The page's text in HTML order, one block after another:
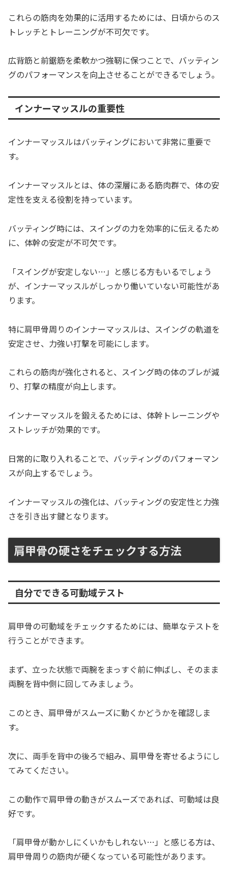
これらの筋肉を効果的に活用するためには、日頃からのス
トレッチとトレーニングが不可欠です。
広背筋と前鋸筋を柔軟かつ強靭に保つことで、バッティン
グのパフォーマンスを向上させることができるでしょう。
インナーマッスルの重要性
インナーマッスルはバッティングにおいて非常に重要で
す。
インナーマッスルとは、体の深層にある筋肉群で、体の安
定性を支える役割を持っています。
バッティング時には、スイングの力を効率的に伝えるため
に、体幹の安定が不可欠です。
「スイングが安定しない…」と感じる方もいるでしょう
が、インナーマッスルがしっかり働いていない可能性があ
ります。
特に肩甲骨周りのインナーマッスルは、スイングの軌道を
安定させ、力強い打撃を可能にします。
これらの筋肉が強化されると、スイング時の体のブレが減
り、打撃の精度が向上します。
インナーマッスルを鍛えるためには、体幹トレーニングや
ストレッチが効果的です。
日常的に取り入れることで、バッティングのパフォーマン
スが向上するでしょう。
インナーマッスルの強化は、バッティングの安定性と力強
さを引き出す鍵となります。
肩甲骨の硬さをチェックする方法
自分でできる可動域テスト
肩甲骨の可動域をチェックするためには、簡単なテストを
行うことができます。
まず、立った状態で両腕をまっすぐ前に伸ばし、そのまま
両腕を背中側に回してみましょう。
このとき、肩甲骨がスムーズに動くかどうかを確認しま
す。
次に、両手を背中の後ろで組み、肩甲骨を寄せるようにし
てみてください。
この動作で肩甲骨の動きがスムーズであれば、可動域は良
好です。
「肩甲骨が動かしにくいかもしれない…」と感じる方は、
肩甲骨周りの筋肉が硬くなっている可能性があります。